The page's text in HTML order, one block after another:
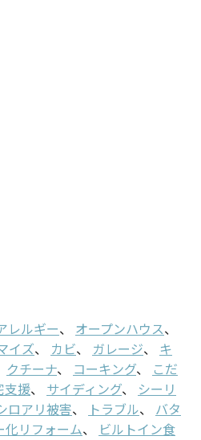
レルギー、 オープンハウス、
イズ、 カビ、 ガレージ、
キ
クチーナ、 コーキング、
こだ
支援、 サイディング、
シーリ
ロアリ被害、 トラブル、
バタ
化リフォーム、
ビルトイン食